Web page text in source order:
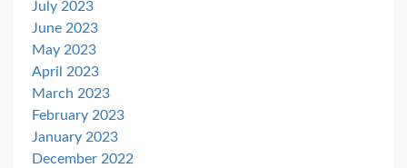
July 2023
June 2023
May 2023
April 2023
March 2023
February 2023
January 2023
December 2022